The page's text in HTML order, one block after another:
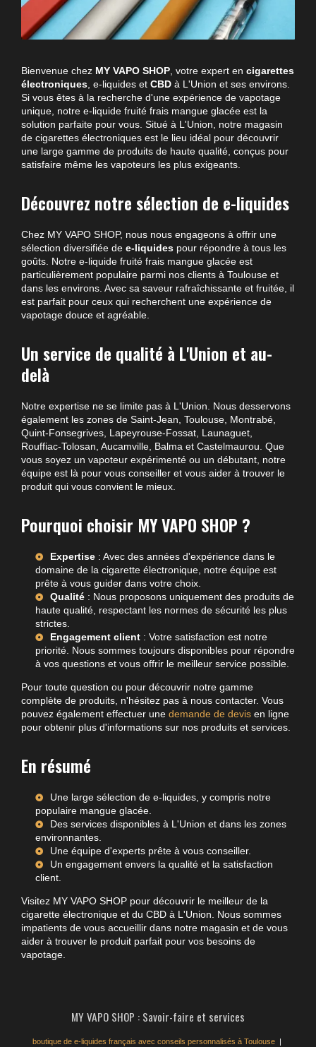
Bienvenue chez MY VAPO SHOP , votre expert en cigarettes
électroniques , e-liquides et CBD à L'Union et ses environs.
Si vous êtes à la recherche d'une expérience de vapotage
unique, notre e-liquide fruité frais mangue glacée est la
solution parfaite pour vous. Situé à L'Union, notre magasin
de cigarettes électroniques est le lieu idéal pour découvrir
une large gamme de produits de haute qualité, conçus pour
satisfaire même les vapoteurs les plus exigeants.
Découvrez notre sélection de e-liquides
Chez MY VAPO SHOP, nous nous engageons à offrir une
sélection diversifiée de e-liquides pour répondre à tous les
goûts. Notre e-liquide fruité frais mangue glacée est
particulièrement populaire parmi nos clients à Toulouse et
dans les environs. Avec sa saveur rafraîchissante et fruitée, il
est parfait pour ceux qui recherchent une expérience de
vapotage douce et agréable.
Un service de qualité à L'Union et au-
delà
Notre expertise ne se limite pas à L'Union. Nous desservons
également les zones de Saint-Jean, Toulouse, Montrabé,
Quint-Fonsegrives, Lapeyrouse-Fossat, Launaguet,
Rouffiac-Tolosan, Aucamville, Balma et Castelmaurou. Que
vous soyez un vapoteur expérimenté ou un débutant, notre
équipe est là pour vous conseiller et vous aider à trouver le
produit qui vous convient le mieux.
Pourquoi choisir MY VAPO SHOP ?
Expertise : Avec des années d'expérience dans le
domaine de la cigarette électronique, notre équipe est
prête à vous guider dans votre choix.
Qualité : Nous proposons uniquement des produits de
haute qualité, respectant les normes de sécurité les plus
strictes.
Engagement client : Votre satisfaction est notre
priorité. Nous sommes toujours disponibles pour répondre
à vos questions et vous offrir le meilleur service possible.
Pour toute question ou pour découvrir notre gamme
complète de produits, n'hésitez pas à nous contacter. Vous
pouvez également effectuer une demande de devis en ligne
pour obtenir plus d'informations sur nos produits et services.
En résumé
Une large sélection de e-liquides, y compris notre
populaire mangue glacée.
Des services disponibles à L'Union et dans les zones
environnantes.
Une équipe d'experts prête à vous conseiller.
Un engagement envers la qualité et la satisfaction
client.
Visitez MY VAPO SHOP pour découvrir le meilleur de la
cigarette électronique et du CBD à L'Union. Nous sommes
impatients de vous accueillir dans notre magasin et de vous
aider à trouver le produit parfait pour vos besoins de
vapotage.
MY VAPO SHOP : Savoir-faire et services
boutique de e-liquides français avec conseils personnalisés à Toulouse |